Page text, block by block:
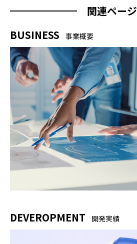
関連ページ
BUSINESS
事業概要
DEVEROPMENT 開発実績